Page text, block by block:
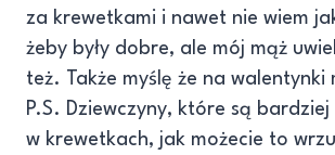
za krewetkami i nawet nie wiem
żeby były dobre, ale mój mąż
też. Także myślę że na walentynki
P.S. Dziewczyny, które są
w krewetkach, jak możecie to